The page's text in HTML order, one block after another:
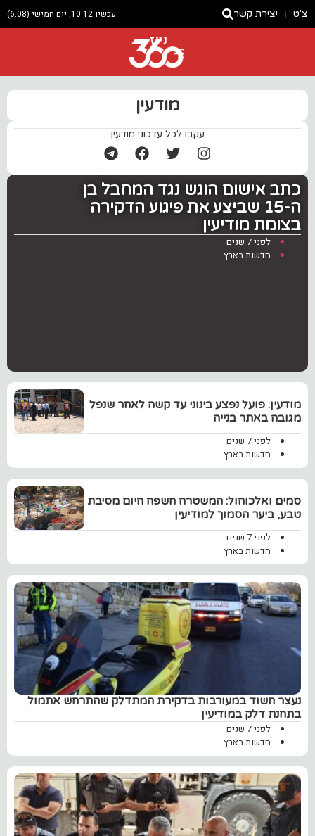
צ'ט יצירת קשר עכשיו 10:12, יום חמישי (6.08)
ניוז
מודעין
עקבו לכל עדכוני מודעין
כתב אישום הוגש נגד המחבל בן
ה-15 שביצע את פיגוע הדקירה
בצומת מודיעין
לפני 7 שנים
חדשות בארץ
מודעין: פועל נפצע בינוני עד קשה לאחר שנפל
מגובה באתר בנייה
לפני 7 שנים
חדשות בארץ
סמים ואלכוהול: המשטרה חשפה היום מסיבת
טבע, ביער הסמוך למודיעין
לפני 7 שנים
חדשות בארץ
נעצר חשוד במעורבות בדקירת המתדלק שהתרחש אתמול
בתחנת דלק במודיעין
לפני 7 שנים
חדשות בארץ